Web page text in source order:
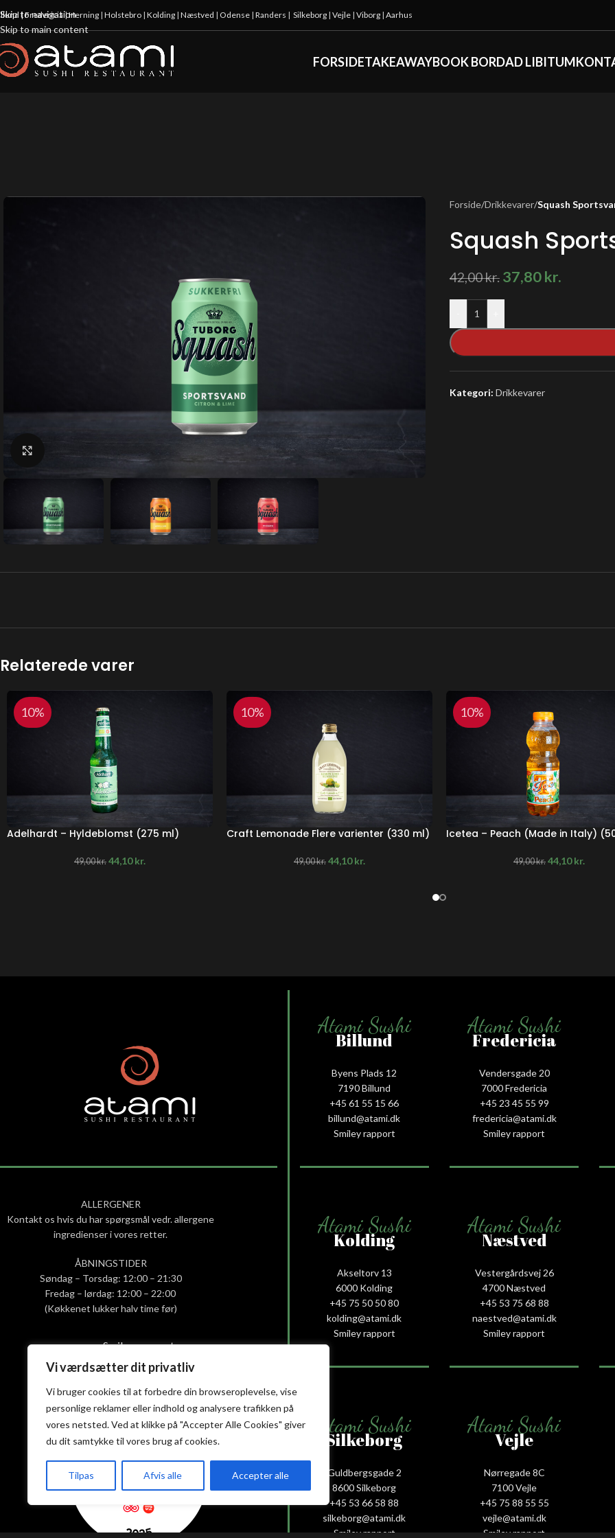
Vi værdsætter dit privatliv
Vi bruger cookies til at forbedre din browseroplevelse, vise
personlige reklamer eller indhold og analysere trafikken på
vores netsted. Ved at klikke på "Accepter Alle Cookies" giver
du dit samtykke til vores brug af cookies.
Tilpas Afvis alle Accepter alle
Skip to navigation
Skip to main content
|Fredericia|Herning | Holstebro | Kolding | Næstved | Odense | Randers | Silkeborg | Vejle | Viborg | Aarhus
FORSIDETAKEAWAYBOOK BORDAD LIBITUM
Forside/Drikkevarer/Squash
Squash
42,00kr. 37,80kr.
Kategori: Drikkevarer
Relaterede varer
10%
Adelhardt – Hyldeblomst (275 ml)
49,00kr. 44,10kr.
10%
Craft Lemonade Flere varienter (330 ml)
49,00kr. 44,10kr.
10%
Icetea – Peach (Made in Italy)
49,00kr. 44,10kr.
ALLERGENER
Kontakt os hvis du har spørgsmål vedr. allergene
ingredienser i vores retter.
ÅBNINGSTIDER
Søndag – Torsdag: 12:00 – 21:30
Fredag – lørdag: 12:00 – 22:00
(Køkkenet lukker halv time før)
Smiley-rapport
Privatlivs- og cookiepolitik
Atami Sushi
Billund
Byens Plads 12
7190 Billund
+45 61 55 15 66‬
billund@atami.dk
Smiley rapport
Atami Sushi
Fredericia
Vendersgade 20
7000 Fredericia
+45 23 45 55 99
fredericia@atami.dk
Smiley rapport
Atami Sushi
Kolding
Akseltorv 13
6000 Kolding
+45 75 50 50 80
kolding@atami.dk
Smiley rapport
Atami Sushi
Næstved
Vestergårdsvej 26
4700 Næstved
+45 53 75 68 88
naestved@atami.dk
Smiley rapport
Atami Sushi
Silkeborg
Guldbergsgade 2
8600 Silkeborg
+45 53 66 58 88
silkeborg@atami.dk
Smiley rapport
Atami Sushi
Vejle
Nørregade 8C
7100 Vejle
+45 75 88 55 55
vejle@atami.dk
Smiley rapport